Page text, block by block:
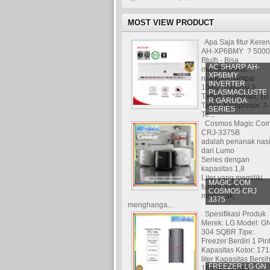
MOST VIEW PRODUCT
AC SHARP AH-
XP6BMY
INVERTER
PLASMACLUSTE
R GARUDA
SERIES
Apa Saja fitur Keren
AH-XP6BMY ? 5000
Btu/h - Bisa
mendinginkan
ruangan sampai
10m2. Garansi 3
Tahun Sparepart, 10
Tahun Kompresor. J-
Te...
MAGIC COM
COSMOS CRJ
3375
Cosmos Magic
CRJ-3375B
adalah penanak nasi
dari Lumo
Series dengan
kapasitas 1,8
Liter yang memiliki
fungsi 3-in-1:
memasak,
menghanga...
FREEZER LG GN
Spesifikasi Produk
Merek: LG Model: GN
304 SQBR Tipe:
Freezer Berdiri 1
Kapasitas Kotor: 171
liter Kapasitas
165 liter Jumla...